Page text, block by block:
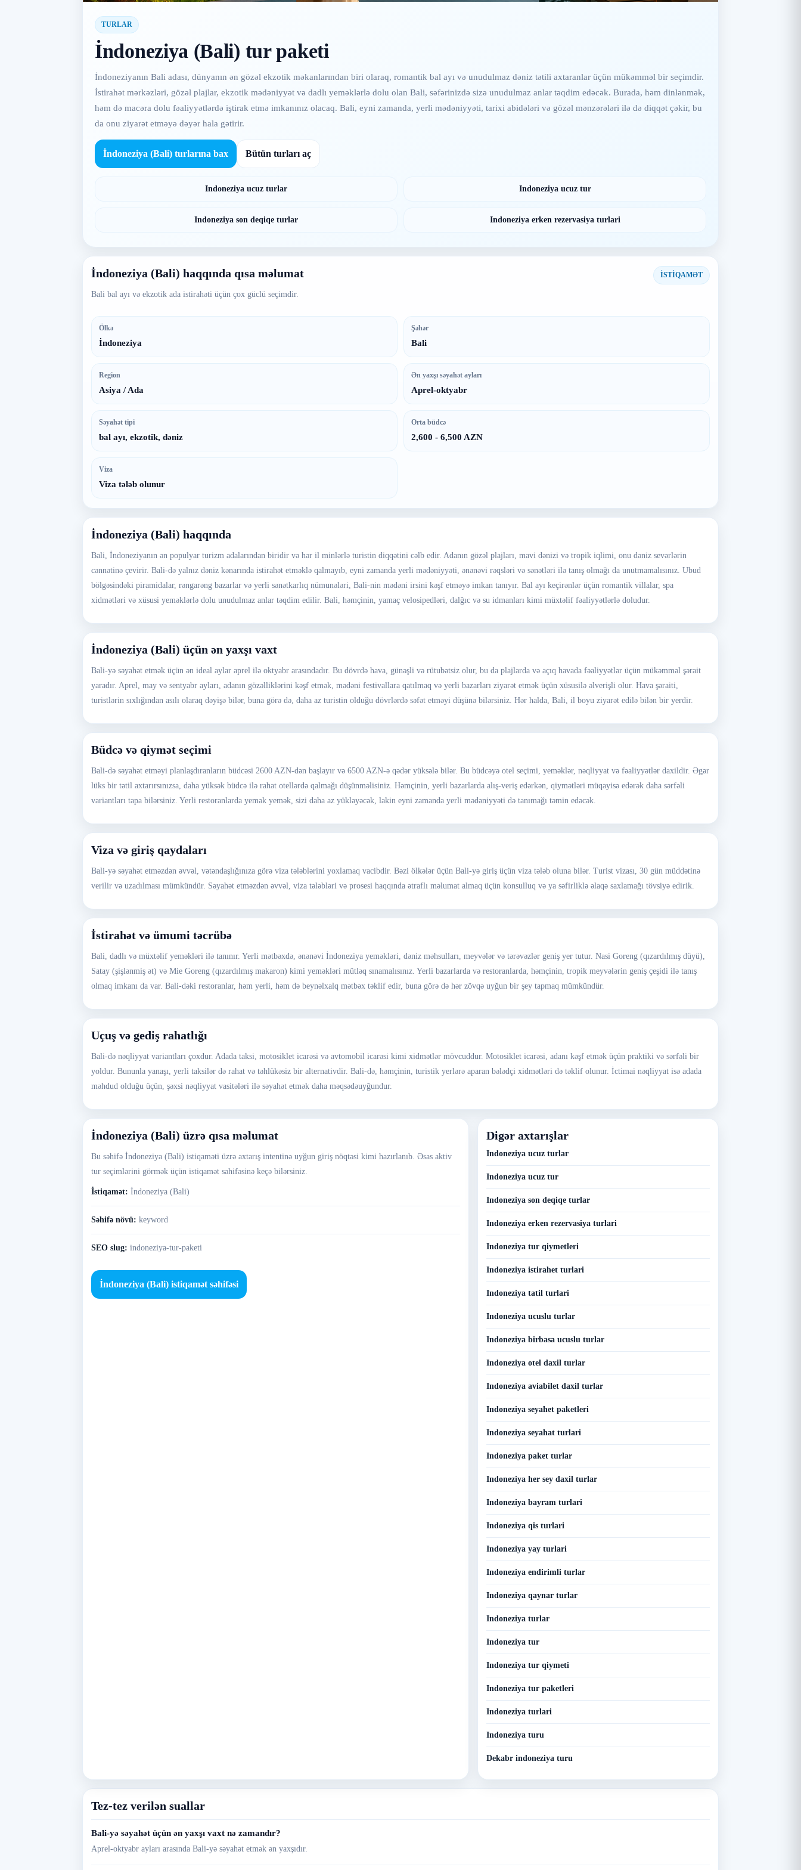
TURLAR
İndoneziya (Bali) tur paketi
İndoneziyanın Bali adası, dünyanın ən gözəl ekzotik məkanlarından biri olaraq, romantik bal ayı və unudulmaz dəniz tətili axtaranlar üçün mükəmməl bir seçimdir.
İstirahət mərkəzləri, gözəl plajlar, ekzotik mədəniyyət və dadlı yeməklərlə dolu olan Bali, səfərinizdə sizə unudulmaz anlar təqdim edəcək. Burada, həm dinlənmək,
həm də macəra dolu fəaliyyətlərdə iştirak etmə imkanınız olacaq. Bali, eyni zamanda, yerli mədəniyyəti, tarixi abidələri və gözəl mənzərələri ilə də diqqət çəkir, bu
da onu ziyarət etməyə dəyər hala gətirir.
İndoneziya (Bali) turlarına bax Bütün turları aç
Indoneziya ucuz turlar Indoneziya ucuz tur
Indoneziya son deqiqe turlar Indoneziya erken rezervasiya turlari
İndoneziya (Bali) haqqında qısa məlumat
Bali bal ayı və ekzotik ada istirahəti üçün çox güclü seçimdir.
İSTİQAMƏT
Ölkə
İndoneziya
Şəhər
Bali
Region
Asiya / Ada
Ən yaxşı səyahət ayları
Aprel-oktyabr
Səyahət tipi
bal ayı, ekzotik, dəniz
Orta büdcə
2,600 - 6,500 AZN
Viza
Viza tələb olunur
İndoneziya (Bali) haqqında
Bali, İndoneziyanın ən populyar turizm adalarından biridir və hər il minlərlə turistin diqqətini cəlb edir. Adanın gözəl plajları, mavi dənizi və tropik iqlimi, onu dəniz sevərlərin
cənnətinə çevirir. Bali-də yalnız dəniz kənarında istirahət etməklə qalmayıb, eyni zamanda yerli mədəniyyəti, ənənəvi rəqsləri və sənətləri ilə tanış olmağı da unutmamalısınız. Ubud
bölgəsindəki piramidalar, rəngarəng bazarlar və yerli sənətkarlıq nümunələri, Bali-nin mədəni irsini kəşf etməyə imkan tanıyır. Bal ayı keçirənlər üçün romantik villalar, spa
xidmətləri və xüsusi yeməklərlə dolu unudulmaz anlar təqdim edilir. Bali, həmçinin, yamaç velosipedləri, dalğıc və su idmanları kimi müxtəlif fəaliyyətlərlə doludur.
İndoneziya (Bali) üçün ən yaxşı vaxt
Bali-yə səyahət etmək üçün ən ideal aylar aprel ilə oktyabr arasındadır. Bu dövrdə hava, günəşli və rütubətsiz olur, bu da plajlarda və açıq havada fəaliyyətlər üçün mükəmməl şərait
yaradır. Aprel, may və sentyabr ayları, adanın gözəlliklərini kəşf etmək, mədəni festivallara qatılmaq və yerli bazarları ziyarət etmək üçün xüsusilə əlverişli olur. Hava şəraiti,
turistlərin sıxlığından asılı olaraq dəyişə bilər, buna görə də, daha az turistin olduğu dövrlərdə səfət etməyi düşünə bilərsiniz. Hər halda, Bali, il boyu ziyarət edilə bilən bir yerdir.
Büdcə və qiymət seçimi
Bali-də səyahət etməyi planlaşdıranların büdcəsi 2600 AZN-dən başlayır və 6500 AZN-ə qədər yüksələ bilər. Bu büdcəyə otel seçimi, yeməklər, nəqliyyat və fəaliyyətlər daxildir. Əgər
lüks bir tətil axtarırsınızsa, daha yüksək büdcə ilə rahat otellərdə qalmağı düşünməlisiniz. Həmçinin, yerli bazarlarda alış-veriş edərkən, qiymətləri müqayisə edərək daha sərfəli
variantları tapa bilərsiniz. Yerli restoranlarda yemək yemək, sizi daha az yükləyəcək, lakin eyni zamanda yerli mədəniyyəti də tanımağı təmin edəcək.
Viza və giriş qaydaları
Bali-yə səyahət etməzdən əvvəl, vətəndaşlığınıza görə viza tələblərini yoxlamaq vacibdir. Bəzi ölkələr üçün Bali-yə giriş üçün viza tələb oluna bilər. Turist vizası, 30 gün müddətinə
verilir və uzadılması mümkündür. Səyahət etməzdən əvvəl, viza tələbləri və prosesi haqqında ətraflı məlumat almaq üçün konsulluq və ya səfirliklə əlaqə saxlamağı tövsiyə edirik.
İstirahət və ümumi təcrübə
Bali, dadlı və müxtəlif yeməkləri ilə tanınır. Yerli mətbəxdə, ənənəvi İndoneziya yeməkləri, dəniz məhsulları, meyvələr və tərəvəzlər geniş yer tutur. Nasi Goreng (qızardılmış düyü),
Satay (şişlənmiş ət) və Mie Goreng (qızardılmış makaron) kimi yeməkləri mütləq sınamalısınız. Yerli bazarlarda və restoranlarda, həmçinin, tropik meyvələrin geniş çeşidi ilə tanış
olmaq imkanı da var. Bali-dəki restoranlar, həm yerli, həm də beynəlxalq mətbəx təklif edir, buna görə də hər zövqə uyğun bir şey tapmaq mümkündür.
Uçuş və gediş rahatlığı
Bali-də nəqliyyat variantları çoxdur. Adada taksi, motosiklet icarəsi və avtomobil icarəsi kimi xidmətlər mövcuddur. Motosiklet icarəsi, adanı kəşf etmək üçün praktiki və sərfəli bir
yoldur. Bununla yanaşı, yerli taksilər də rahat və təhlükəsiz bir alternativdir. Bali-də, həmçinin, turistik yerlərə aparan bələdçi xidmətləri də təklif olunur. İctimai nəqliyyat isə adada
məhdud olduğu üçün, şəxsi nəqliyyat vasitələri ilə səyahət etmək daha məqsədəuyğundur.
İndoneziya (Bali) üzrə qısa məlumat
Bu səhifə İndoneziya (Bali) istiqaməti üzrə axtarış intentinə uyğun giriş nöqtəsi kimi hazırlanıb. Əsas aktiv
tur seçimlərini görmək üçün istiqamət səhifəsinə keçə bilərsiniz.
İstiqamət: İndoneziya (Bali)
Səhifə növü: keyword
SEO slug: indoneziya-tur-paketi
İndoneziya (Bali) istiqamət səhifəsi
Digər axtarışlar
Indoneziya ucuz turlar
Indoneziya ucuz tur
Indoneziya son deqiqe turlar
Indoneziya erken rezervasiya turlari
Indoneziya tur qiymetleri
Indoneziya istirahet turlari
Indoneziya tatil turlari
Indoneziya ucuslu turlar
Indoneziya birbasa ucuslu turlar
Indoneziya otel daxil turlar
Indoneziya aviabilet daxil turlar
Indoneziya seyahet paketleri
Indoneziya seyahat turlari
Indoneziya paket turlar
Indoneziya her sey daxil turlar
Indoneziya bayram turlari
Indoneziya qis turlari
Indoneziya yay turlari
Indoneziya endirimli turlar
Indoneziya qaynar turlar
Indoneziya turlar
Indoneziya tur
Indoneziya tur qiymeti
Indoneziya tur paketleri
Indoneziya turlari
Indoneziya turu
Dekabr indoneziya turu
Tez-tez verilən suallar
Bali-yə səyahət üçün ən yaxşı vaxt nə zamandır?
Aprel-oktyabr ayları arasında Bali-yə səyahət etmək ən yaxşıdır.